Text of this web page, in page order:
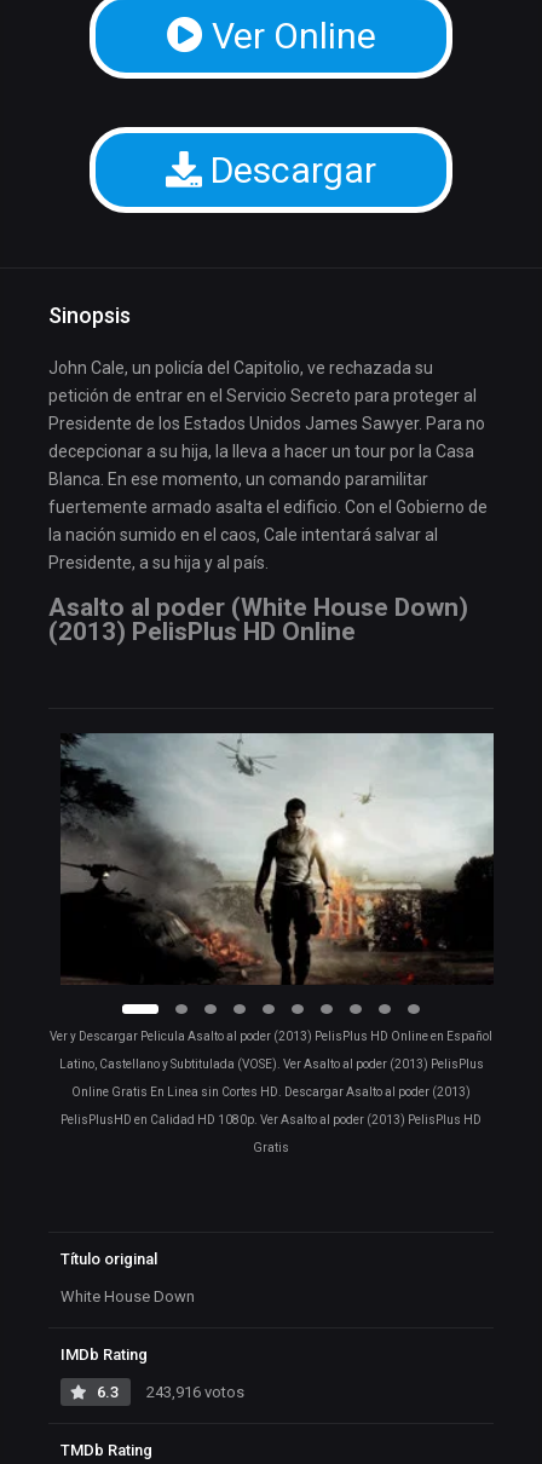
Ver Online
Descargar
Sinopsis
John Cale, un policía del Capitolio, ve rechazada su
petición de entrar en el Servicio Secreto para proteger al
Presidente de los Estados Unidos James Sawyer. Para no
decepcionar a su hija, la lleva a hacer un tour por la Casa
Blanca. En ese momento, un comando paramilitar
fuertemente armado asalta el edificio. Con el Gobierno de
la nación sumido en el caos, Cale intentará salvar al
Presidente, a su hija y al país.
Asalto al poder (White House Down)
(2013) PelisPlus HD Online
Ver y Descargar Pelicula Asalto al poder (2013) PelisPlus HD Online en Español
Latino, Castellano y Subtitulada (VOSE). Ver Asalto al poder (2013) PelisPlus
Online Gratis En Linea sin Cortes HD. Descargar Asalto al poder (2013)
PelisPlusHD en Calidad HD 1080p. Ver Asalto al poder (2013) PelisPlus HD
Gratis
Título original
White House Down
IMDb Rating
6.3 243,916 votos
TMDb Rating